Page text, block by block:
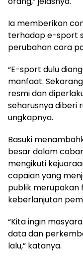
Ia memberikan
terhadap e-sport
perubahan cara
“E-sport dulu
manfaat.
resmi dan
seharusnya diberi
ungkapnya.
Basuki
besar dalam
mengikuti
capaian yang
publik merupakan
keberlanjutan
“Kita ingin
data dan
lalu,” katanya.